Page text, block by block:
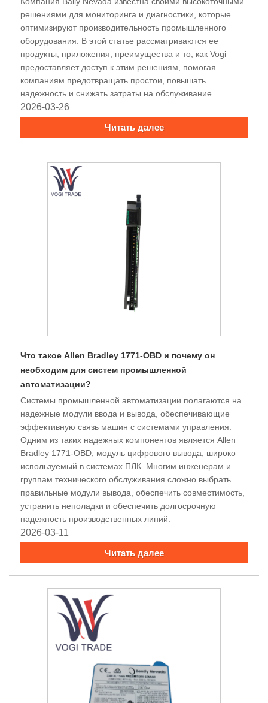
решениями для мониторинга и диагностики, которые
оптимизируют производительность промышленного
оборудования. В этой статье рассматриваются ее
продукты, приложения, преимущества и то, как Vogi ​​
предоставляет доступ к этим решениям, помогая
компаниям предотвращать простои, повышать
надежность и снижать затраты на обслуживание.
2026-03-26
Читать далее
Что такое Allen Bradley 1771-OBD и почему он
необходим для систем промышленной
автоматизации?
Системы промышленной автоматизации полагаются на
надежные модули ввода и вывода, обеспечивающие
эффективную связь машин с системами управления.
Одним из таких надежных компонентов является Allen
Bradley 1771-OBD, модуль цифрового вывода, широко
используемый в системах ПЛК. Многим инженерам и
группам технического обслуживания сложно выбрать
правильные модули вывода, обеспечить совместимость,
устранить неполадки и обеспечить долгосрочную
надежность производственных линий.
2026-03-11
Читать далее